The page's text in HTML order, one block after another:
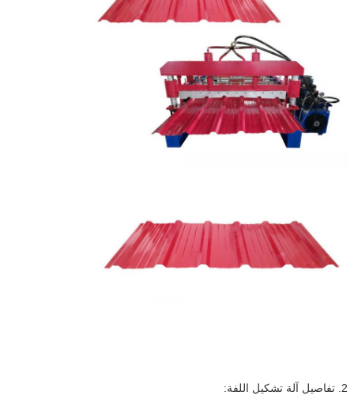
2. تفاصيل آلة تشكيل اللفة: